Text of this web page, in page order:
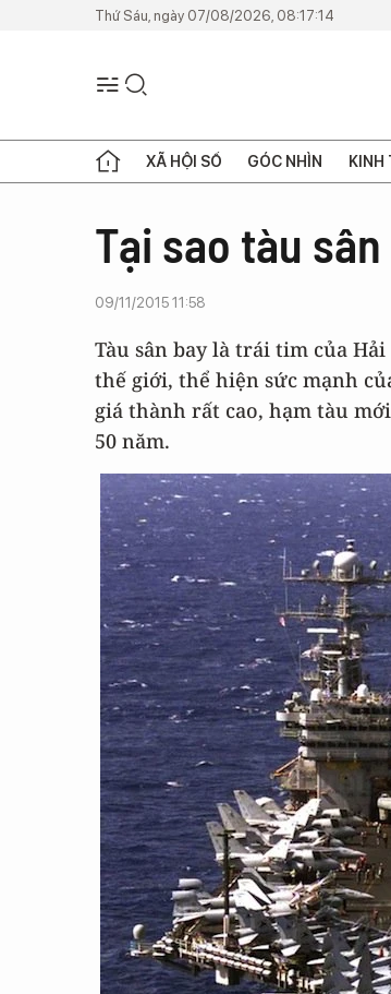
Thứ Sáu, ngày 07/08/2026, 08:17:14
XÃ HỘI SỐ GÓC NHÌN KINH
Tại sao tàu
09/11/2015 11:58
Tàu sân bay là trái tim của
thế giới, thể hiện sức mạnh
giá thành rất cao, hạm tàu
50 năm.